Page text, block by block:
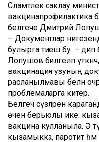
Сәламәтлек саклау
вакцинапрофилактика
белгече Дмитрий
– Документлар
булырга тиеш бу. – дип
Лопушов билгеләп
вакцинация узуның
расланылмавы белән
проблемаларга китерә.
Белгеч сүзләренә
өчен берьюлы ике:
вакцина кулланыла. Ә
кызамыкка, паротит